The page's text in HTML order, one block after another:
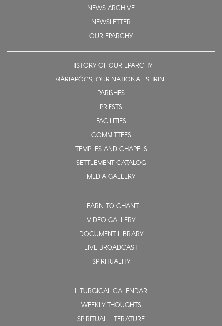
NEWS ARCHIVE
NEWSLETTER
OUR EPARCHY
HISTORY OF OUR EPARCHY
MÁRIAPÓCS, OUR NATIONAL SHRINE
PARISHES
PRIESTS
FACILITIES
COMMITTEES
TEMPLES AND CHAPELS
SETTLEMENT CATALOG
MEDIA GALLERY
LEARN TO CHANT
VIDEO GALLERY
DOCUMENT LIBRARY
LIVE BROADCAST
SPIRITUALITY
LITURGICAL CALENDAR
WEEKLY THOUGHTS
SPIRITUAL LITERATURE